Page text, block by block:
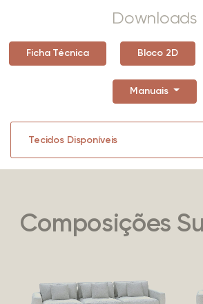
Downloads
Ficha Técnica Bloco 2D
Manuais
Tecidos Disponíveis
Composições